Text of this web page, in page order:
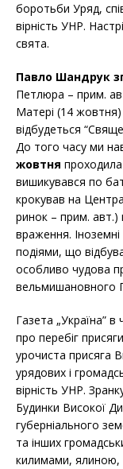
боротьби Уряд,
вірність УНР.
свята.
Павло Шандрук
Петлюра – прим.
Матері (14
відбудеться
До того часу ми
жовтня
вишикувався по
крокував на
ринок – прим. авт.)
враження. Іноземні
подіями, що
особливо чудова
вельмишановного
Газета „Україна”
про перебіг
урочиста присяга
урядових і
вірність УНР.
Будинки Високої
губерніального
та інших
килимами, ялиною,